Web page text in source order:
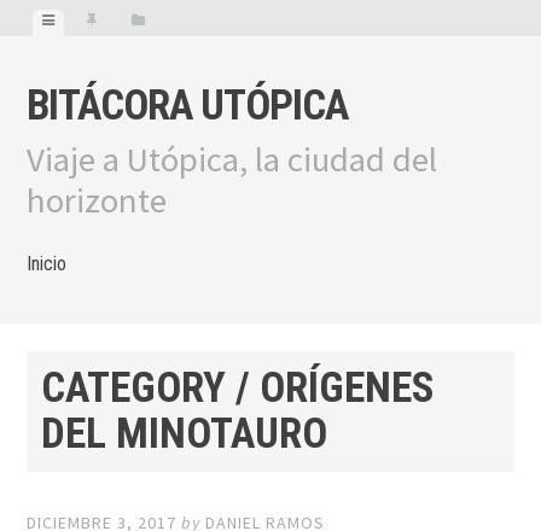
BITÁCORA UTÓPICA
Viaje a Utópica, la ciudad del
horizonte
Inicio
CATEGORY / ORÍGENES
DEL MINOTAURO
DICIEMBRE 3, 2017 by DANIEL RAMOS